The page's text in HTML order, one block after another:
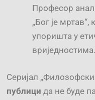
Професор
„Бог је
упоришта у
вриједностима.
Серијал „Филозофски
публици да не буде